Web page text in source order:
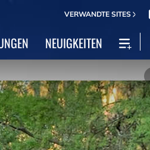
VERWANDTE SITES
NEUIGKEITEN